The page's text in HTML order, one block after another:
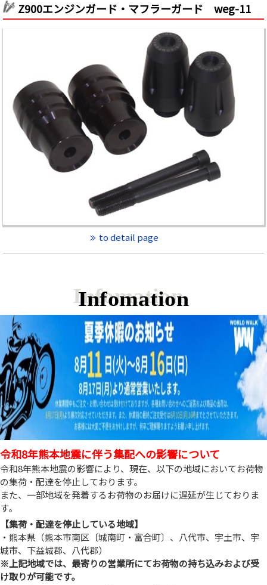
Z900エンジンガード・マフラーガード weg-11
to detail page
Infomation
令和8年熊本地震に伴う集配への影響について
令和8年熊本地震の影響により、現在、以下の地域においてお荷物
の集荷・配達を停止しております。
また、一部地域を発着するお荷物のお届けに遅延が生じておりま
す。
【集荷・配達を停止している地域】
・熊本県（熊本市南区〔城南町・富合町〕、八代市、宇土市、宇
城市、下益城郡、八代郡）
※上記地域では、最寄りの営業所にてお荷物の持ち込みおよび受
け取りが可能です。